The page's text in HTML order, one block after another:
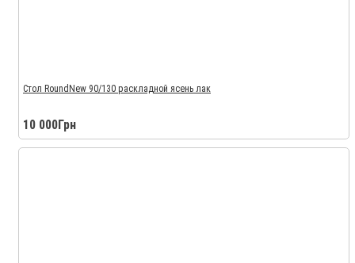
Стол RoundNew 90/130 раскладной ясень лак
10 000Грн